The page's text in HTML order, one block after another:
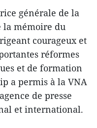
générale de la
la mémoire du
courageux et
réformes
et de formation
a permis à la VNA
de presse
et international.